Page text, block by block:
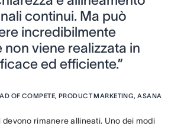
continui. Ma può
incredibilmente
non viene realizzata in
ed efficiente.”
OF COMPETE, PRODUCT MARKETING, ASANA
devono rimanere allineati. Uno dei modi